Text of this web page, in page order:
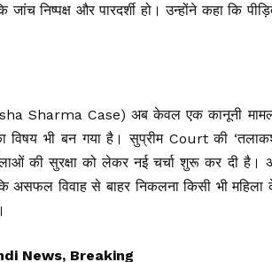
निष्पक्ष और पारदर्शी हो। उन्होंने कहा कि
Sharma Case) अब केवल एक कानूनी
भी बन गया है। सुप्रीम Court की
की सुरक्षा को लेकर नई चर्चा शुरू कर दी है।
विवाह से बाहर निकलना किसी भी महिला
News, Breaking